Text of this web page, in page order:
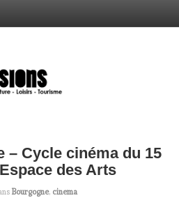
– Cycle cinéma du 15
des Arts
Bourgogne, cinema